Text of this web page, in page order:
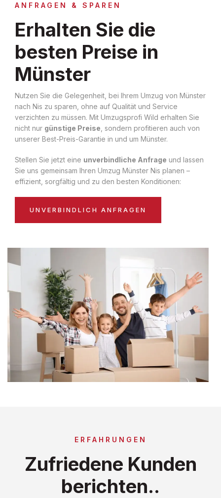
ANFRAGEN & SPAREN
Erhalten Sie die
besten Preise in
Münster
Nutzen Sie die Gelegenheit, bei Ihrem Umzug von Münster
nach Nis zu sparen, ohne auf Qualität und Service
verzichten zu müssen. Mit Umzugsprofi Wild erhalten Sie
nicht nur günstige Preise , sondern profitieren auch von
unserer Best-Preis-Garantie in und um Münster.
Stellen Sie jetzt eine unverbindliche Anfrage und lassen
Sie uns gemeinsam Ihren Umzug Münster Nis planen –
effizient, sorgfältig und zu den besten Konditionen:
UNVERBINDLICH ANFRAGEN
ERFAHRUNGEN
Zufriedene Kunden
berichten..